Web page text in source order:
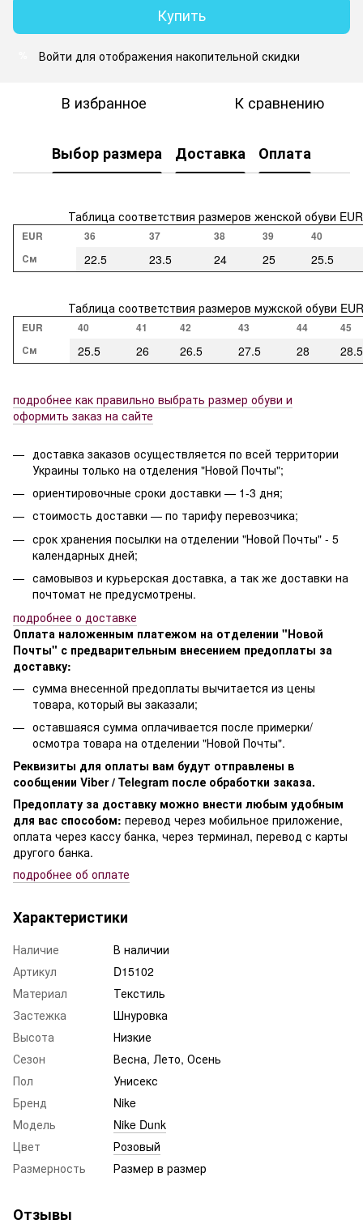
Купить
Войти для отображения накопительной скидки
В избранное К сравнению
Выбор размера Доставка Оплата
Таблица соответствия размеров женской обуви EUR
EUR 36 37 38 39
40
См
22.5 23.5 24 25 25.5
Таблица соответствия размеров мужской обуви EUR
EUR 40 41 42 43 44
45
См
25.5 26 26.5 27.5 28
подробнее как правильно выбрать размер обуви и
оформить заказ на сайте
доставка заказов осуществляется по всей территории
Украины только на отделения "Новой Почты";
ориентировочные сроки доставки — 1-3 дня;
стоимость доставки — по тарифу перевозчика;
срок хранения посылки на отделении "Новой Почты" - 5
календарных дней;
самовывоз и курьерская доставка, а так же доставки на
почтомат не предусмотрены.
подробнее о доставке
Оплата наложенным платежом на отделении "Новой
Почты" с предварительным внесением предоплаты за
доставку:
сумма внесенной предоплаты вычитается из цены
товара, который вы заказали;
оставшаяся сумма оплачивается после примерки/
осмотра товара на отделении "Новой Почты".
Реквизиты для оплаты вам будут отправлены в
сообщении Viber / Telegram после обработки заказа.
Предоплату за доставку можно внести любым удобным
для вас способом: перевод через мобильное приложение,
оплата через кассу банка, через терминал, перевод с карты
другого банка.
подробнее об оплате
Характеристики
Наличие
В наличии
Артикул
D15102
Материал
Текстиль
Застежка
Шнуровка
Высота
Низкие
Сезон
Весна, Лето, Осень
Пол
Унисекс
Бренд
Nike
Модель
Nike Dunk
Цвет
Розовый
Размерность
Размер в размер
Отзывы